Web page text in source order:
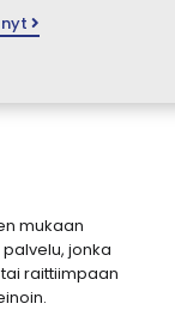
mukaan
jonka
raittiimpaan